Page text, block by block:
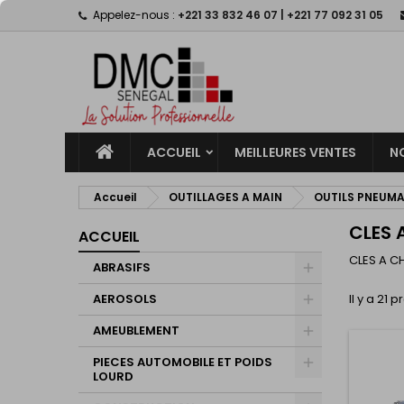
Appelez-nous : +221 33 832 46 07 | +221 77 092 31 05
ACCUEIL MEILLEURES VENTES
Accueil OUTILLAGES A MAIN OUTILS
ACCUEIL
ABRASIFS
AEROSOLS
AMEUBLEMENT
PIECES AUTOMOBILE ET POIDS
LOURD
CLES
CLES A
Il y a 21